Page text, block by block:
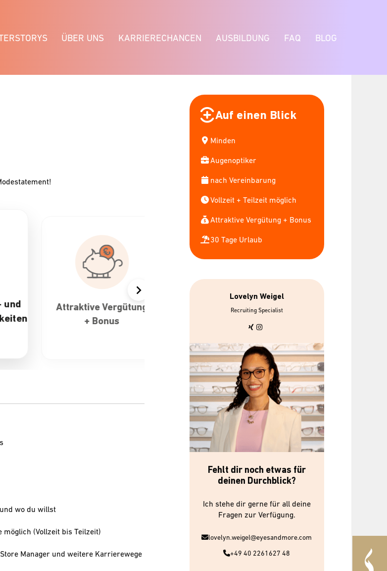
ÜBER UNS KARRIERECHANCEN AUSBILDUNG FAQ BLOG
Attraktive Vergütung
+ Bonus
30 Tage Urlaub &
wo du willst
(Vollzeit bis Teilzeit)
Manager und weitere Karrierewege
Auf einen Blick
Minden
Augenoptiker
nach Vereinbarung
Vollzeit + Teilzeit möglich
Attraktive Vergütung + Bonus
30 Tage Urlaub
Lovelyn Weigel
Recruiting Specialist
Fehlt dir noch etwas für
deinen Durchblick?
Ich stehe dir gerne für all deine
Fragen zur Verfügung.
lovelyn.weigel@eyesandmore.com
+49 40 2261627 48